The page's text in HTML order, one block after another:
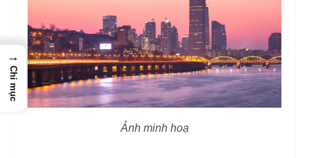
Ảnh minh hoạ
→
Chỉ mục